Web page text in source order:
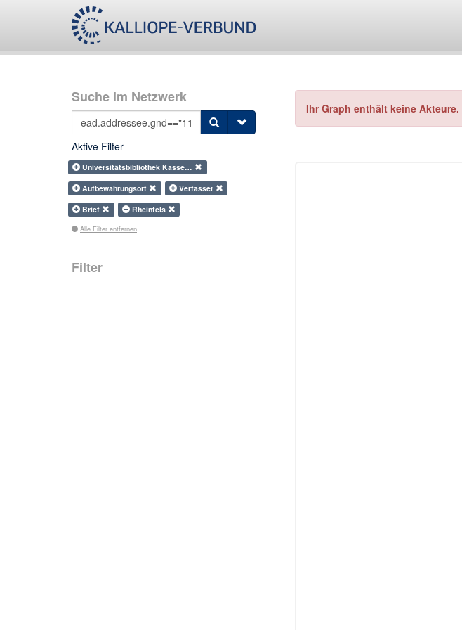
Suche im Netzwerk
Aktive Filter
Universitätsbibliothek Kasse…
Aufbewahrungsort
Verfasser
Brief
Rheinfels
Alle Filter entfernen
Filter
Ihr Graph enthält keine Akteure.